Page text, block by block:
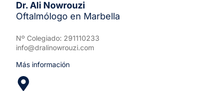
Dr. Ali Nowrouzi
Oftalmólogo en Marbella
Nº Colegiado: 291110233
info@dralinowrouzi.com
Más información